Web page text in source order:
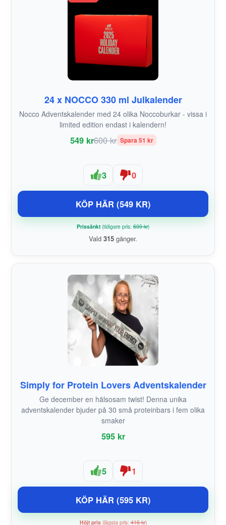
24 x NOCCO 330 ml Julkalender
Nocco Adventskalender med 24 olika Noccoburkar - vissa i
limited edition endast i kalendern!
549 kr600 kr Spara 51 kr
3 0
KÖP HÄR (549 KR)
Prissänkt(tidigare pris: 600 kr)
Vald 315 gånger.
Simply for Protein Lovers Adventskalender
Ge december en hälsosam twist! Denna unika
adventskalender bjuder på 30 små proteinbars i fem olika
smaker
595 kr
5 1
KÖP HÄR (595 KR)
Höjt pris(lägsta pris:416 kr)